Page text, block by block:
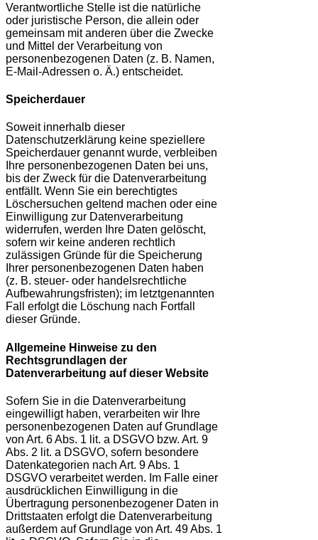
Verantwortliche Stelle ist die natürliche
oder juristische Person, die allein oder
gemeinsam mit anderen über die Zwecke
und Mittel der Verarbeitung von
personenbezogenen Daten (z. B. Namen,
E-Mail-Adressen o. Ä.) entscheidet.
Speicherdauer
Soweit innerhalb dieser
Datenschutzerklärung keine speziellere
Speicherdauer genannt wurde, verbleiben
Ihre personenbezogenen Daten bei uns,
bis der Zweck für die Datenverarbeitung
entfällt. Wenn Sie ein berechtigtes
Löschersuchen geltend machen oder eine
Einwilligung zur Datenverarbeitung
widerrufen, werden Ihre Daten gelöscht,
sofern wir keine anderen rechtlich
zulässigen Gründe für die Speicherung
Ihrer personenbezogenen Daten haben
(z. B. steuer- oder handelsrechtliche
Aufbewahrungsfristen); im letztgenannten
Fall erfolgt die Löschung nach Fortfall
dieser Gründe.
Allgemeine Hinweise zu den
Rechtsgrundlagen der
Datenverarbeitung auf dieser Website
Sofern Sie in die Datenverarbeitung
eingewilligt haben, verarbeiten wir Ihre
personenbezogenen Daten auf Grundlage
von Art. 6 Abs. 1 lit. a DSGVO bzw. Art. 9
Abs. 2 lit. a DSGVO, sofern besondere
Datenkategorien nach Art. 9 Abs. 1
DSGVO verarbeitet werden. Im Falle einer
ausdrücklichen Einwilligung in die
Übertragung personenbezogener Daten in
Drittstaaten erfolgt die Datenverarbeitung
außerdem auf Grundlage von Art. 49 Abs. 1